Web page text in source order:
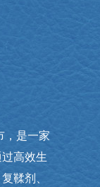
，是一家
高效生
鞣剂、